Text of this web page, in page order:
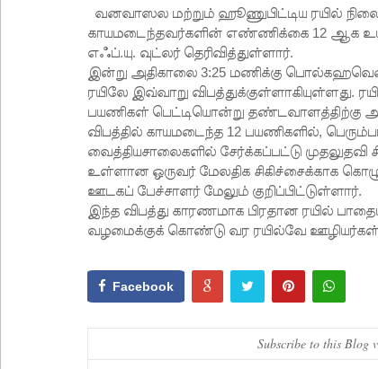
வனவாஸல மற்றும் ஹூணுபிட்டிய ரயில்
காயமடைந்தவர்களின் எண்ணிக்கை 12 ஆக
எஃப்.யு. வுட்லர் தெரிவித்துள்ளார்.
இன்று அதிகாலை 3:25 மணிக்கு
ரயிலே இவ்வாறு
பயணிகள் பெட்டியொன்று தண்டவாளத்திற்கு
விபத்தில் காயமடைந்த 12 பயணிகளில்,
வைத்தியசாலைகளில் சேர்க்கப்பட்டு
உள்ளான ஒருவர் மேலதிக சிகிச்சைக்காக
ஊடகப் பேச்சாளர் மேலும் குறிப்பிட்டுள்ளார்.
இந்த விபத்து காரணமாக பிரதான ரயில்
வழமைக்குக் கொண்டு வர ரயில்வே ஊழியர்கள்
Facebook
Subscribe to this Blog